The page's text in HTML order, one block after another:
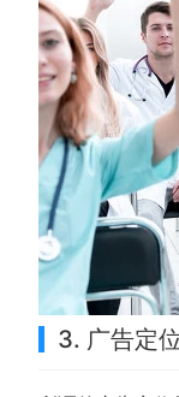
3. 广告定